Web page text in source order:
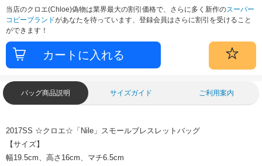
当店のクロエ(Chloe)偽物は業界最大の割引価格で、さらに多く新作のスーパー
コピーブランドがあなたを待っています、登録会員はさらに割引を受けること
ができます！
バッグ商品説明 サイズガイド ご利用案内
2017SS ☆クロエ☆「Nile」スモールブレスレットバッグ
【サイズ】
幅19.5cm、高さ16cm、マチ6.5cm